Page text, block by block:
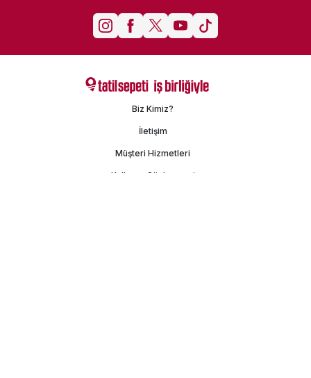
Biz Kimiz?
İletişim
Müşteri Hizmetleri
Kullanım Sözleşmesi